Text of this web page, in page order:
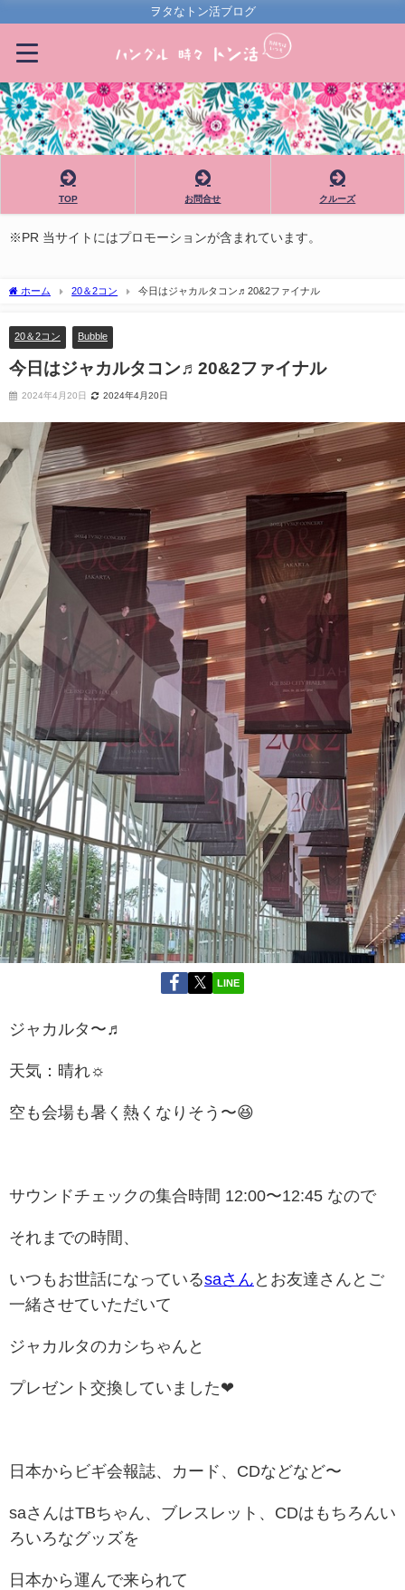
ヲタなトン活ブログ
TOP お問合せ クルーズ
※PR 当サイトにはプロモーションが含まれています。
ホーム 20＆2コン 今日はジャカルタコン♬20&2ファイナル
20＆2コン Bubble
今日はジャカルタコン♬20&2ファイナル
2024年4月20日 2024年4月20日
LINE
ジャカルタ〜♬
天気：晴れ☼
空も会場も暑く熱くなりそう〜😆
サウンドチェックの集合時間 12:00〜12:45 なので
それまでの時間、
いつもお世話になっているsaさん とお友達さんとご
一緒させていただいて
ジャカルタのカシちゃんと
プレゼント交換していました❤
日本からビギ会報誌、カード、CDなどなど〜
saさんはTBちゃん、ブレスレット、CDはもちろんい
ろいろなグッズを
日本から運んで来られて